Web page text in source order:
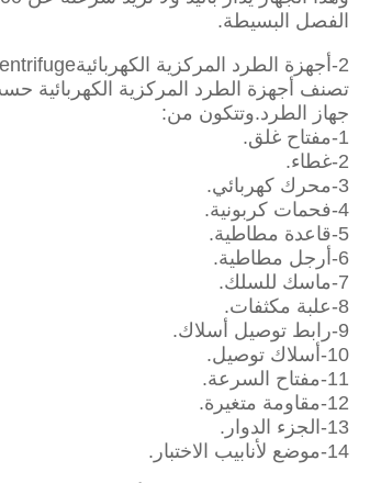
الفصل البسيطة.
2-أجهزة الطرد المركزية الكهربائيةElectrical centrifuge :
تصنف أجهزة الطرد المركزية الكهربائية
جهاز الطرد.وتتكون من:
1-مفتاح غلق.
2-غطاء.
3-محرك كهربائي.
4-فحمات كربونية.
5-قاعدة مطاطية.
6-أرجل مطاطية.
7-ماسك للسلك.
8-علبة مكثفات.
9-رابط توصيل أسلاك.
10-أسلاك توصيل.
11-مفتاح السرعة.
12-مقاومة متغيرة.
13-الجزء الدوار.
14-موضع لأنابيب الاختبار.